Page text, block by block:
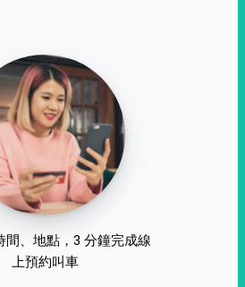
間、地點，3 分鐘完成線
上預約叫車